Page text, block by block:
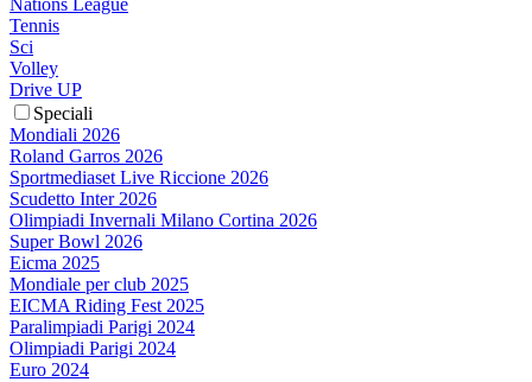
Nations League
Tennis
Sci
Volley
Drive UP
Speciali
Mondiali 2026
Roland Garros 2026
Sportmediaset Live Riccione 2026
Scudetto Inter 2026
Olimpiadi Invernali Milano Cortina 2026
Super Bowl 2026
Eicma 2025
Mondiale per club 2025
EICMA Riding Fest 2025
Paralimpiadi Parigi 2024
Olimpiadi Parigi 2024
Euro 2024